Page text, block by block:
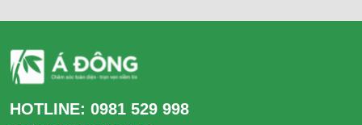
HOTLINE: 0981 529 998